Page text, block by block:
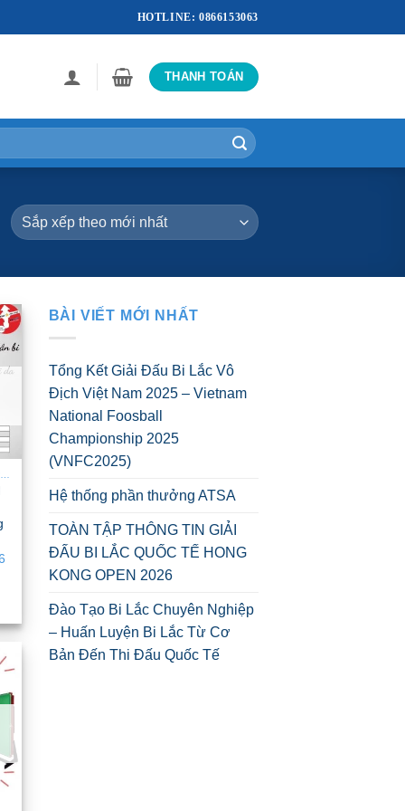
HOTLINE: 0866153063
THANH TOÁN
BÀN BÓNG BÀN - PING PONG
BÀI VIẾT MỚI NHẤT
Tổng Kết Giải Đấu Bi Lắc Vô
Địch Việt Nam 2025 – Vietnam
National Foosball
Championship 2025
(VNFC2025)
Hệ thống phần thưởng ATSA
TOÀN TẬP THÔNG TIN GIẢI
ĐẤU BI LẮC QUỐC TẾ HONG
KONG OPEN 2026
Đào Tạo Bi Lắc Chuyên Nghiệp
– Huấn Luyện Bi Lắc Từ Cơ
Bản Đến Thi Đấu Quốc Tế